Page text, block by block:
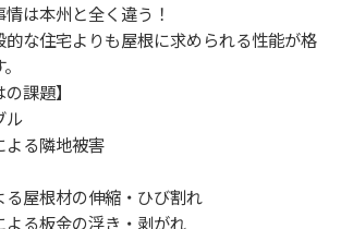
は本州と全く違う！
な住宅よりも屋根に求められる性能が格
課題】
ル
よる隣地被害
屋根材の伸縮・ひび割れ
る板金の浮き・剥がれ